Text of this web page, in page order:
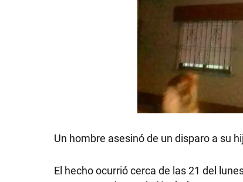
Un hombre asesinó de un disparo a su
El hecho ocurrió cerca de las 21 del